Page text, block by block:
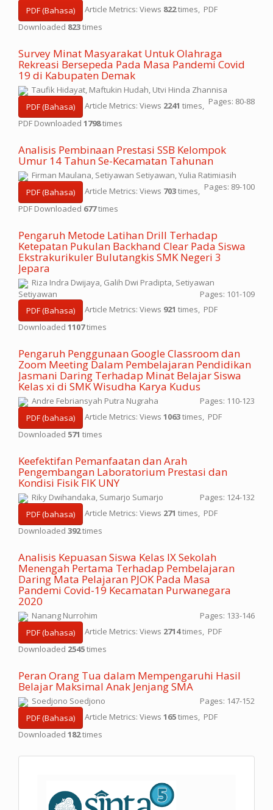
PDF (Bahasa)
Article Metrics: Views 822times, PDF
Downloaded 823times
Survey Minat Masyarakat Untuk Olahraga
Rekreasi Bersepeda Pada Masa Pandemi Covid
19 di Kabupaten Demak
Taufik Hidayat, Maftukin Hudah, Utvi Hinda Zhannisa
Pages: 80-88
PDF (Bahasa) Article Metrics: Views 2241 times,
PDF Downloaded 1798times
Analisis Pembinaan Prestasi SSB Kelompok
Umur 14 Tahun Se-Kecamatan Tahunan
Firman Maulana, Setiyawan Setiyawan, Yulia Ratimiasih
Pages: 89-100
PDF (Bahasa) Article Metrics: Views 703times,
PDF Downloaded 677times
Pengaruh Metode Latihan Drill Terhadap
Ketepatan Pukulan Backhand Clear Pada Siswa
Ekstrakurikuler Bulutangkis SMK Negeri 3
Jepara
Riza Indra Dwijaya, Galih Dwi Pradipta, Setiyawan
Setiyawan
Pages: 101-109
PDF (Bahasa)
Article Metrics: Views 921 times, PDF
Downloaded 1107times
Pengaruh Penggunaan Google Classroom dan
Zoom Meeting Dalam Pembelajaran Pendidikan
Jasmani Daring Terhadap Minat Belajar Siswa
Kelas xi di SMK Wisudha Karya Kudus
Andre Febriansyah Putra Nugraha
Pages: 110-123
PDF (bahasa)
Article Metrics: Views 1063times, PDF
Downloaded 571 times
Keefektifan Pemanfaatan dan Arah
Pengembangan Laboratorium Prestasi dan
Kondisi Fisik FIK UNY
Riky Dwihandaka, Sumarjo Sumarjo
Pages: 124-132
PDF (bahasa)
Article Metrics: Views 271 times, PDF
Downloaded 392times
Analisis Kepuasan Siswa Kelas IX Sekolah
Menengah Pertama Terhadap Pembelajaran
Daring Mata Pelajaran PJOK Pada Masa
Pandemi Covid-19 Kecamatan Purwanegara
2020
Nanang Nurrohim
Pages: 133-146
PDF (bahasa)
Article Metrics: Views 2714times, PDF
Downloaded 2545times
Peran Orang Tua dalam Mempengaruhi Hasil
Belajar Maksimal Anak Jenjang SMA
Soedjono Soedjono
Pages: 147-152
PDF (Bahasa)
Article Metrics: Views 165times, PDF
Downloaded 182times